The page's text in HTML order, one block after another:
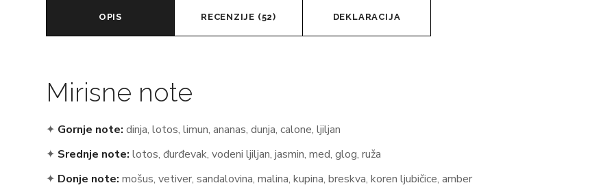
OPIS RECENZIJE (52) DEKLARACIJA
Mirisne note
✦ Gornje note: dinja, lotos, limun, ananas, dunja, calone, ljiljan
✦ Srednje note: lotos, đurđevak, vodeni ljiljan, jasmin, med, glog, ruža
✦ Donje note: mošus, vetiver, sandalovina, malina, kupina, breskva, koren ljubičice, amber